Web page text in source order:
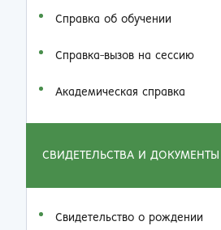
Справка об обучении
Справка-вызов на сессию
Академическая справка
СВИДЕТЕЛЬСТВА И ДОКУМЕНТЫ
Свидетельство о рождении